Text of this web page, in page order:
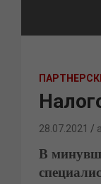
28.07.2021
В